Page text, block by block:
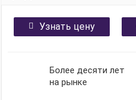
Узнать цену
Более десяти лет
на рынке